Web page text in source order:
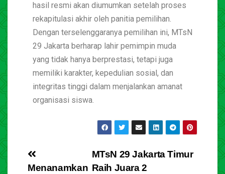
hasil resmi akan diumumkan setelah proses
rekapitulasi akhir oleh panitia pemilihan.
Dengan terselenggaranya pemilihan ini, MTsN
29 Jakarta berharap lahir pemimpin muda
yang tidak hanya berprestasi, tetapi juga
memiliki karakter, kepedulian sosial, dan
integritas tinggi dalam menjalankan amanat
organisasi siswa.
MTsN 29 Jakarta Timur
Raih Juara 2
Menanamkan